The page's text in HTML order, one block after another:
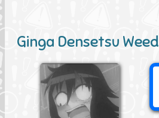
Ginga Densetsu Weed